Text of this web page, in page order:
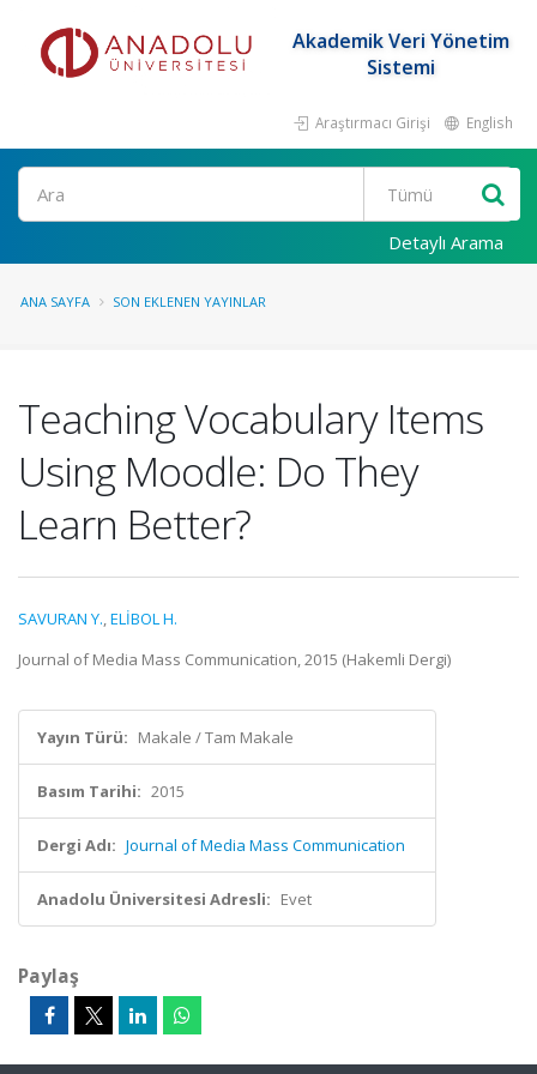
Akademik Veri Yönetim
Sistemi
Araştırmacı Girişi English
Ara
Detaylı Arama
ANA SAYFA SON EKLENEN YAYINLAR
Teaching Vocabulary Items
Using Moodle: Do They
Learn Better?
SAVURAN Y.,ELİBOL H.
Journal of Media Mass Communication, 2015 (Hakemli Dergi)
Yayın Türü: Makale / Tam Makale
Basım Tarihi: 2015
Dergi Adı: Journal of Media Mass Communication
Anadolu Üniversitesi Adresli: Evet
Paylaş